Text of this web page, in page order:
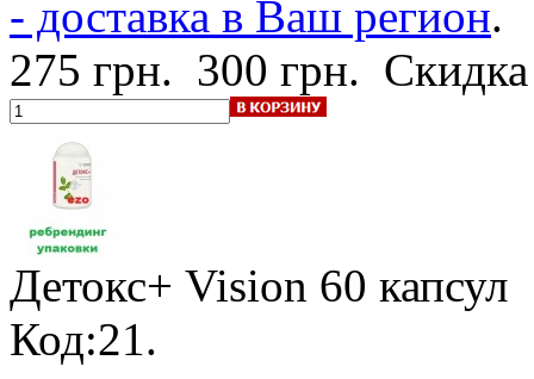
- доставка в Ваш регион.
275 грн. 300 грн.
Детокс+ Vision 60 капсул
Код:21.